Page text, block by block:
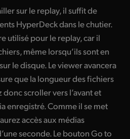
sur le replay, il suffit de
HyperDeck dans le chutier.
utilisé pour le replay, car il
même lorsqu’ils sont en
le disque. Le viewer avancera
que la longueur des fichiers
scroller vers l’avant et
enregistré. Comme il se met
accès aux médias
seconde. Le bouton Go to